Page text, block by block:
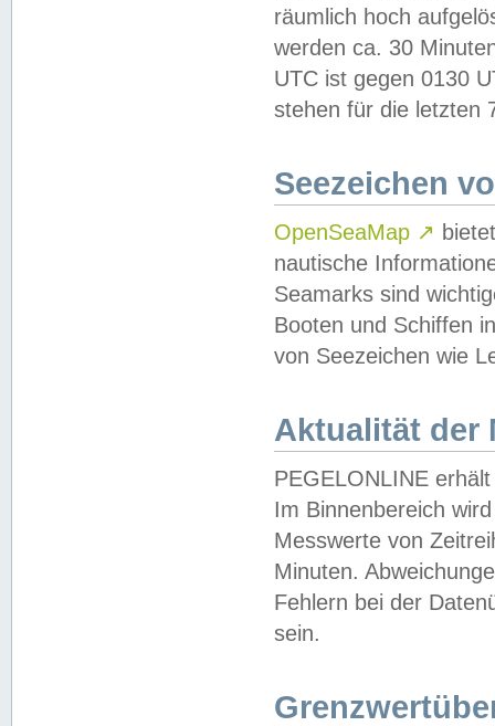
räumlich hoch
werden ca. 30
UTC ist gegen 0130
stehen für die letzten
Seezeichen
OpenSeaMap ↗
nautische
Seamarks sind
Booten und Schiffen
von Seezeichen wie
Aktualität der
PEGELONLINE
Im Binnenbereich
Messwerte von
Minuten.
Fehlern bei der
sein.